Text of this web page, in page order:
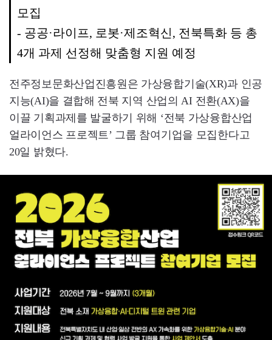
모집
- 공공·라이프, 로봇·제조혁신, 전북특화 등 총
4개 과제 선정해 맞춤형 지원 예정
전주정보문화산업진흥원은 가상융합기술(XR)과 인공
지능(AI)을 결합해 전북 지역 산업의 AI 전환(AX)을
이끌 기획과제를 발굴하기 위해 ‘전북 가상융합산업
얼라이언스 프로젝트’ 그룹 참여기업을 모집한다고
20일 밝혔다.